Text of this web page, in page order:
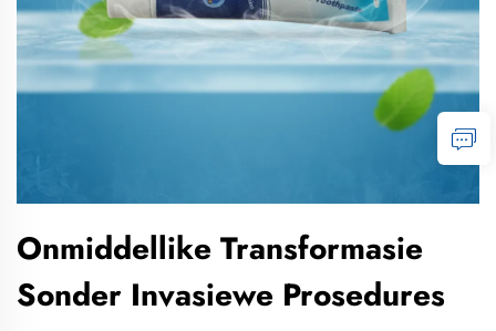
Onmiddellike Transformasie
Sonder Invasiewe Prosedures